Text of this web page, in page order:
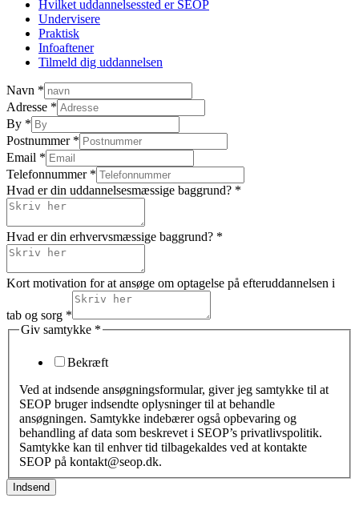
Hvilket uddannelsessted er SEOP
Undervisere
Praktisk
Infoaftener
Tilmeld dig uddannelsen
Navn *
Adresse *
er
uddannelsesmæssige
Email
By *
Postnummer *
Email *
Telefonnummer *
Hvad er din uddannelsesmæssige baggrund? *
Hvad er din erhvervsmæssige baggrund? *
Kort motivation for at ansøge om optagelse på efteruddannelsen i
tab og sorg *
Giv samtykke *
Bekræft
Ved at indsende ansøgningsformular, giver jeg samtykke til at
SEOP bruger indsendte oplysninger til at behandle
ansøgningen. Samtykke indebærer også opbevaring og
behandling af data som beskrevet i SEOP’s privatlivspolitik.
Samtykke kan til enhver tid tilbagekaldes ved at kontakte
SEOP på kontakt@seop.dk.
Indsend